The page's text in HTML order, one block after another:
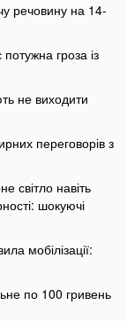
речовину на 14-
гроза із
не виходити
переговорів з
світло навіть
шокуючі
мобілізації:
по 100 гривень